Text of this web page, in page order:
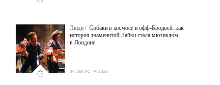
Люди / Собаки в космосе и офф-Бродвей: как
история знаменитой Лайки стала мюзиклом
в Лондоне
04 АВГУСТА 2026